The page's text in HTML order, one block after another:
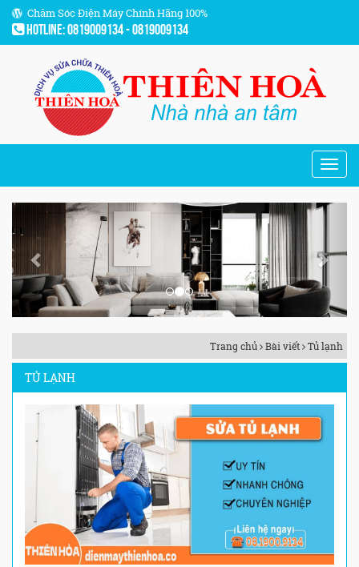
Chăm Sóc Điện Máy Chính Hãng 100%
Hotline: 0819009134 - 0819009134
Previous Next
Trang chủ Bài viết Tủ lạnh
TỦ LẠNH